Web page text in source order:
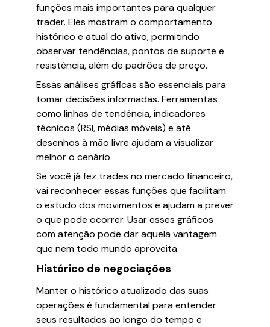
funções mais importantes para qualquer
trader. Eles mostram o comportamento
histórico e atual do ativo, permitindo
observar tendências, pontos de suporte e
resistência, além de padrões de preço.
Essas análises gráficas são essenciais para
tomar decisões informadas. Ferramentas
como linhas de tendência, indicadores
técnicos (RSI, médias móveis) e até
desenhos à mão livre ajudam a visualizar
melhor o cenário.
Se você já fez trades no mercado financeiro,
vai reconhecer essas funções que facilitam
o estudo dos movimentos e ajudam a prever
o que pode ocorrer. Usar esses gráficos
com atenção pode dar aquela vantagem
que nem todo mundo aproveita.
Histórico de negociações
Manter o histórico atualizado das suas
operações é fundamental para entender
seus resultados ao longo do tempo e